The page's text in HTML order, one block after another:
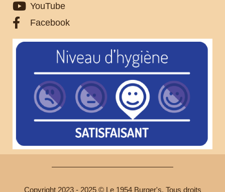
YouTube
Facebook
Copyright 2023 - 2025 © Le 1954 Burger's. Tous droits